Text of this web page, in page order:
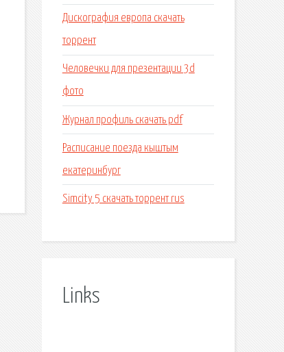
Дискография европа скачать
торрент
Человечки для презентации 3d
фото
Журнал профиль скачать pdf
Расписание поезда кыштым
екатеринбург
Simcity 5 скачать торрент rus
Links